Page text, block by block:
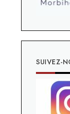
SUIVEZ-